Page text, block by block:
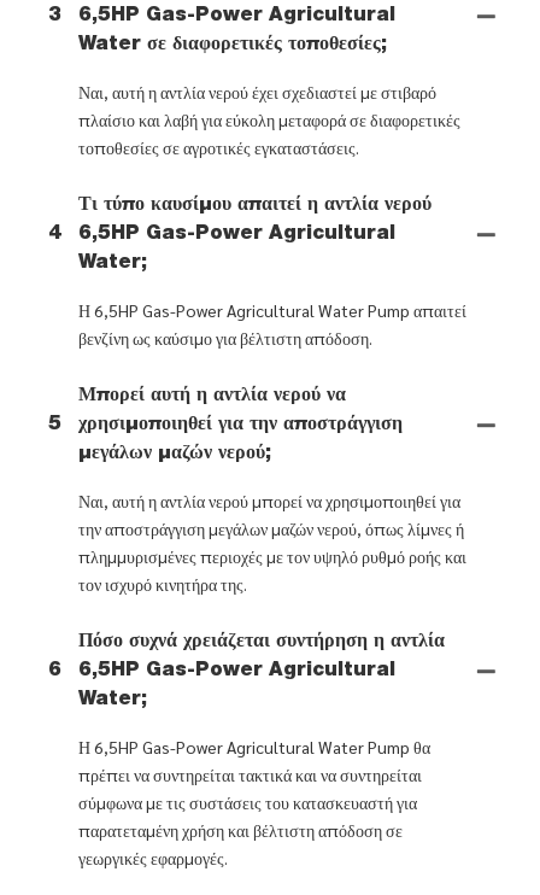
3
6,5HP Gas-Power Agricultural
Water σε διαφορετικές τοποθεσίες;
Ναι, αυτή η αντλία νερού έχει σχεδιαστεί με στιβαρό
πλαίσιο και λαβή για εύκολη μεταφορά σε διαφορετικές
τοποθεσίες σε αγροτικές εγκαταστάσεις.
4
Τι τύπο καυσίμου απαιτεί η αντλία νερού
6,5HP Gas-Power Agricultural
Water;
Η 6,5HP Gas-Power Agricultural Water Pump απαιτεί
βενζίνη ως καύσιμο για βέλτιστη απόδοση.
5
Μπορεί αυτή η αντλία νερού να
χρησιμοποιηθεί για την αποστράγγιση
μεγάλων μαζών νερού;
Ναι, αυτή η αντλία νερού μπορεί να χρησιμοποιηθεί για
την αποστράγγιση μεγάλων μαζών νερού, όπως λίμνες ή
πλημμυρισμένες περιοχές με τον υψηλό ρυθμό ροής και
τον ισχυρό κινητήρα της.
6
Πόσο συχνά χρειάζεται συντήρηση η αντλία
6,5HP Gas-Power Agricultural
Water;
Η 6,5HP Gas-Power Agricultural Water Pump θα
πρέπει να συντηρείται τακτικά και να συντηρείται
σύμφωνα με τις συστάσεις του κατασκευαστή για
παρατεταμένη χρήση και βέλτιστη απόδοση σε
γεωργικές εφαρμογές.